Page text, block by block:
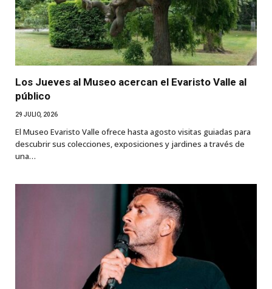
Los Jueves al Museo acercan el Evaristo Valle al
público
29 JULIO, 2026
El Museo Evaristo Valle ofrece hasta agosto visitas guiadas para
descubrir sus colecciones, exposiciones y jardines a través de
una…